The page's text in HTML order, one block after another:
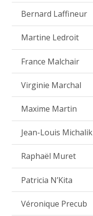
Bernard Laffineur
Martine Ledroit
France Malchair
Virginie Marchal
Maxime Martin
Jean-Louis Michalik
Raphaël Muret
Patricia N’Kita
Véronique Precub